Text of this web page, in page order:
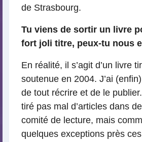
de Strasbourg.
Tu viens de sortir un livre
fort joli titre, peux-tu nous
En réalité, il s’agit d’un livre
soutenue en 2004. J’ai
de tout récrire et de le
tiré pas mal d’articles dans
comité de lecture, mais
quelques exceptions près